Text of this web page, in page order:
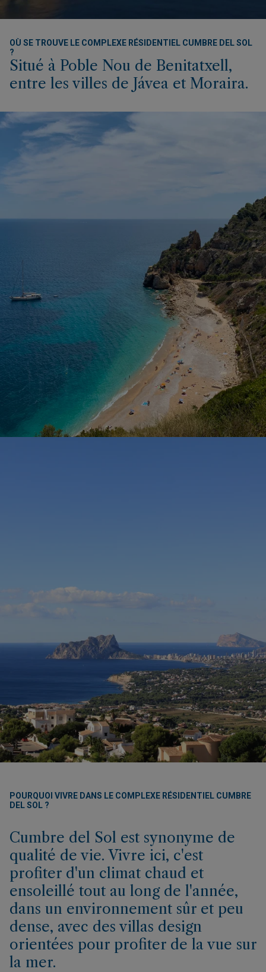
OÙ SE TROUVE LE COMPLEXE RÉSIDENTIEL CUMBRE DEL SOL
?
Situé à Poble Nou de Benitatxell,
entre les villes de Jávea et Moraira.
POURQUOI VIVRE DANS LE COMPLEXE RÉSIDENTIEL CUMBRE
DEL SOL ?
Cumbre del Sol est synonyme de
qualité de vie. Vivre ici, c'est
profiter d'un climat chaud et
ensoleillé tout au long de l'année,
dans un environnement sûr et peu
dense, avec des villas design
orientées pour profiter de la vue sur
la mer.